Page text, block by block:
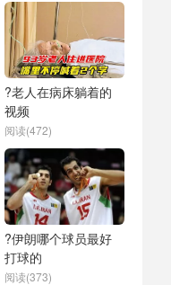
?老人在病床躺着的
视频
阅读(472)
?伊朗哪个球员最好
打球的
阅读(373)